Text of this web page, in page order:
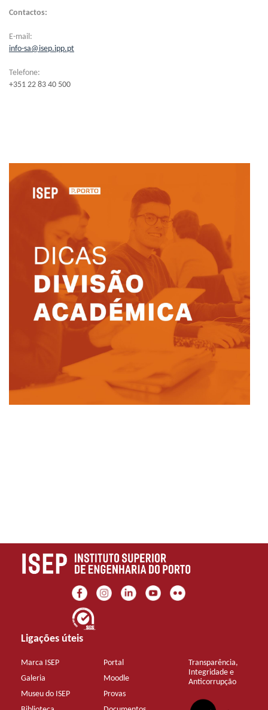
Contactos:
E-mail:
info-sa@isep.ipp.pt
Telefone:
+351 22 83 40 500
Ligações úteis
Marca ISEP
Galeria
Museu do ISEP
Portal
Moodle
Provas
Transparência,
Integridade e
Anticorrupção